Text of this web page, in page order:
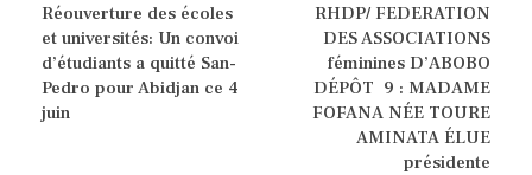
Réouverture des écoles
et universités: Un convoi
d’étudiants a quitté San-
Pedro pour Abidjan ce 4
juin
RHDP/ FEDERATION
DES ASSOCIATIONS
féminines D’ABOBO
DÉPÔT 9 : MADAME
FOFANA NÉE TOURE
AMINATA ÉLUE
présidente